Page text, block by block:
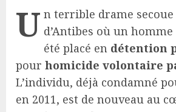
U n terrible drame
d’Antibes où un
été placé en détention
pour homicide volontaire
L’individu, déjà condamné
en 2011, est de nouveau au